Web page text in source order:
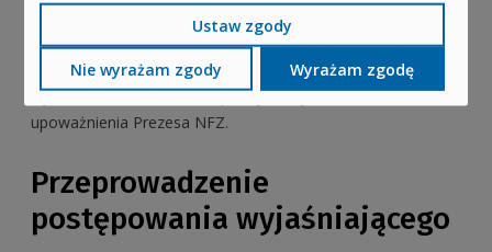
zaufanym. Załączniki mogą być odwzorowane cyfrowo.
Dane kontaktowe oddziałów wojewódzkich NFZ
Dyrektor oddziału NFZ rozpatrzy Twój wniosek – z
upoważnienia Prezesa NFZ.
Przeprowadzenie
postępowania wyjaśniającego
Ustaw zgody
Nie wyrażam zgody Wyrażam zgodę